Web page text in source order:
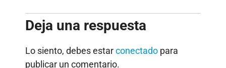
Deja una respuesta
Lo siento, debes estarconectado para
publicar un comentario.